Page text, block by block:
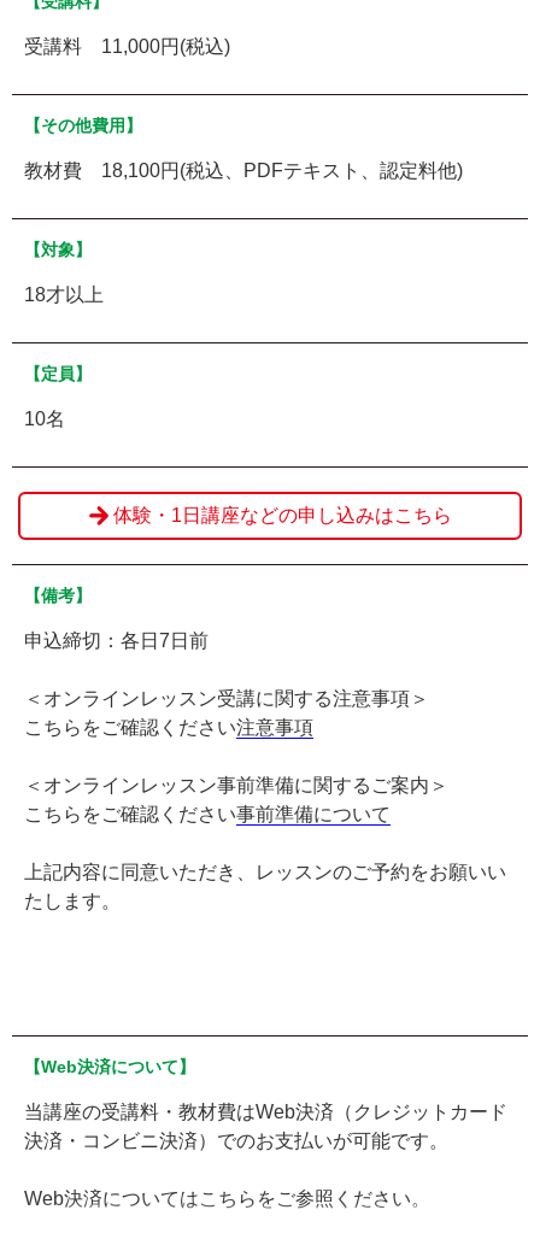
受講料 11,000円(税込)
【その他費用】
教材費 18,100円(税込、PDFテキスト、認定料他)
【対象】
18才以上
【定員】
10名
体験・1日講座などの申し込みはこちら
【備考】
申込締切：各日7日前
＜オンラインレッスン受講に関する注意事項＞
こちらをご確認ください注意事項
＜オンラインレッスン事前準備に関するご案内＞
こちらをご確認ください事前準備について
上記内容に同意いただき、レッスンのご予約をお願いい
たします。
【Web決済について】
当講座の受講料・教材費はWeb決済（クレジットカード
決済・コンビニ決済）でのお支払いが可能です。
Web決済についてはこちらをご参照ください。